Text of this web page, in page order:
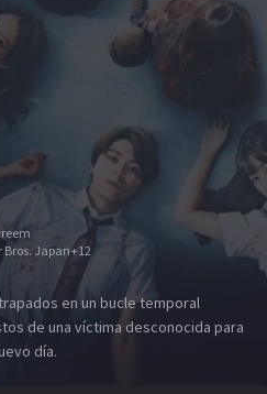
Bros. Japan+12
en un bucle temporal
de una víctima desconocida para
día.